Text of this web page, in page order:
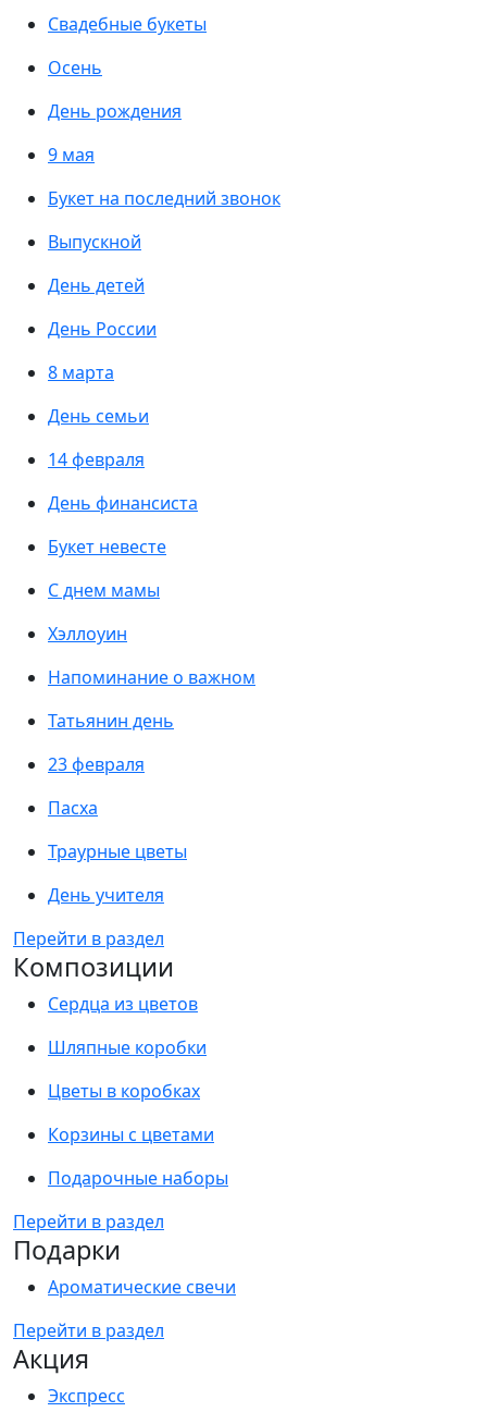
Свадебные букеты
Осень
День рождения
9 мая
Букет на последний звонок
Выпускной
День детей
День России
8 марта
День семьи
14 февраля
День финансиста
Букет невесте
С днем мамы
Хэллоуин
Напоминание о важном
Татьянин день
23 февраля
Пасха
Траурные цветы
День учителя
Перейти в раздел
Композиции
Сердца из цветов
Шляпные коробки
Цветы в коробках
Корзины с цветами
Подарочные наборы
Перейти в раздел
Подарки
Ароматические свечи
Перейти в раздел
Акция
Экспресс